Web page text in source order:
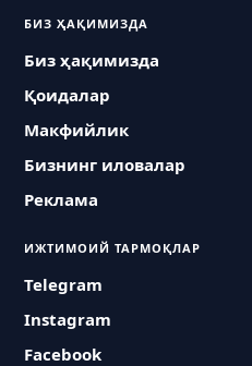
БИЗ ҲАҚИМИЗДА
Биз ҳақимизда
Қоидалар
Макфийлик
Бизнинг иловалар
Реклама
ИЖТИМОИЙ ТАРМОҚЛАР
Telegram
Instagram
Facebook